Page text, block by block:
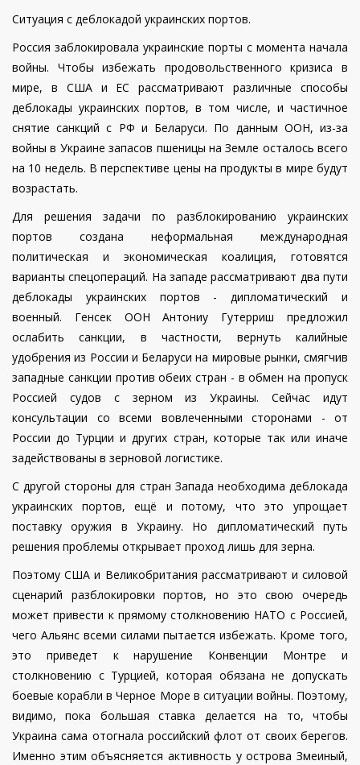
Ситуация с деблокадой украинских портов.
Россия заблокировала украинские порты с момента начала
войны. Чтобы избежать продовольственного кризиса в
мире, в США и ЕС рассматривают различные способы
деблокады украинских портов, в том числе, и частичное
снятие санкций с РФ и Беларуси. По данным ООН, из-за
войны в Украине запасов пшеницы на Земле осталось всего
на 10 недель. В перспективе цены на продукты в мире будут
возрастать.
Для решения задачи по разблокированию украинских
портов создана неформальная международная
политическая и экономическая коалиция, готовятся
варианты спецопераций. На западе рассматривают два пути
деблокады украинских портов - дипломатический и
военный. Генсек ООН Антониу Гутерриш предложил
ослабить санкции, в частности, вернуть калийные
удобрения из России и Беларуси на мировые рынки, смягчив
западные санкции против обеих стран - в обмен на пропуск
Россией судов с зерном из Украины. Сейчас идут
консультации со всеми вовлеченными сторонами - от
России до Турции и других стран, которые так или иначе
задействованы в зерновой логистике.
С другой стороны для стран Запада необходима деблокада
украинских портов, ещё и потому, что это упрощает
поставку оружия в Украину. Но дипломатический путь
решения проблемы открывает проход лишь для зерна.
Поэтому США и Великобритания рассматривают и силовой
сценарий разблокировки портов, но это свою очередь
может привести к прямому столкновению НАТО с Россией,
чего Альянс всеми силами пытается избежать. Кроме того,
это приведет к нарушение Конвенции Монтре и
столкновению с Турцией, которая обязана не допускать
боевые корабли в Черное Море в ситуации войны. Поэтому,
видимо, пока большая ставка делается на то, чтобы
Украина сама отогнала российский флот от своих берегов.
Именно этим объясняется активность у острова Змеиный,